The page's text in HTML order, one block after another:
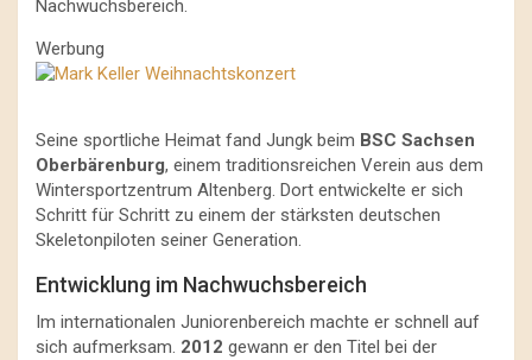
Nachwuchsbereich.
Werbung
Seine sportliche Heimat fand Jungk beim BSC Sachsen
Oberbärenburg, einem traditionsreichen Verein aus dem
Wintersportzentrum Altenberg. Dort entwickelte er sich
Schritt für Schritt zu einem der stärksten deutschen
Skeletonpiloten seiner Generation.
Entwicklung im Nachwuchsbereich
Im internationalen Juniorenbereich machte er schnell auf
sich aufmerksam. 2012 gewann er den Titel bei der